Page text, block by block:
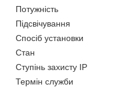
Потужність
Підсвічування
Спосіб установки
Стан
Ступінь захисту IP
Термін служби